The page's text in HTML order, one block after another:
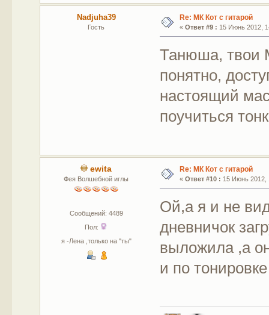
Nadjuha39
Гость
Re: МК Кот с гитарой
« Ответ #9 : 15 Июнь 2012,
Танюша, твои
понятно,
настоящий
поучиться
ewita
Фея Волшебной иглы
Сообщений: 4489
Пол:
я -Лена ,только на "ты"
Re: МК Кот с гитарой
« Ответ #10 : 15 Июнь 2012,
Ой,а я и не
дневничок
выложила ,а
и по